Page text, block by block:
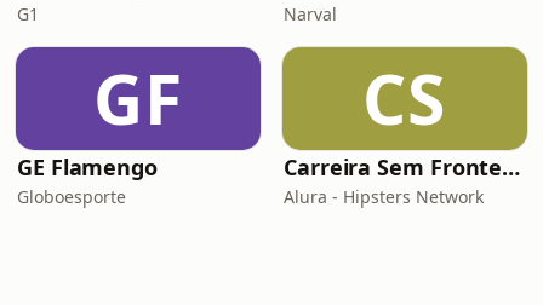
G1 Narval
GF
GE Flamengo
Globoesporte
CS
Carreira Sem Fronteiras
Alura - Hipsters Network